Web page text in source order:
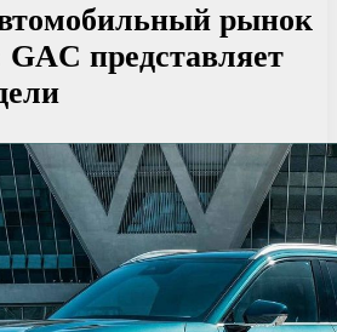
рынок
представляет